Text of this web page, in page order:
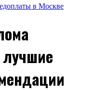
в Москве
лучшие